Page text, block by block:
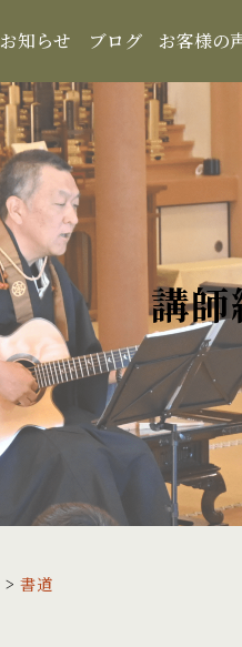
お知らせ ブログ お客様の
講師
>書道